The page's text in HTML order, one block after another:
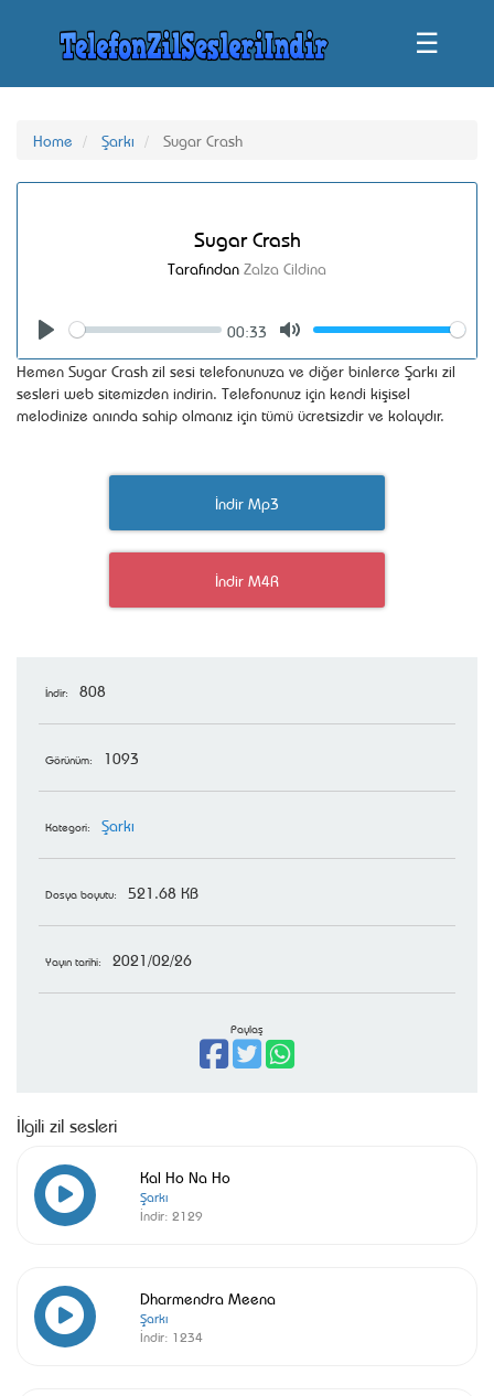
☰
Home Şarkı Sugar Crash
Sugar Crash
Tarafından Zalza Cildina
Seek
00:33
Volume
Hemen Sugar Crash zil sesi telefonunuza ve diğer binlerce Şarkı zil
sesleri web sitemizden indirin. Telefonunuz için kendi kişisel
melodinize anında sahip olmanız için tümü ücretsizdir ve kolaydır.
İndir Mp3
İndir M4R
İndir: 808
Görünüm: 1093
Kategori: Şarkı
Dosya boyutu: 521.68 KB
Yayın tarihi: 2021/02/26
Paylaş
İlgili zil sesleri
Kal Ho Na Ho
Şarkı
İndir: 2129
Dharmendra Meena
Şarkı
İndir: 1234